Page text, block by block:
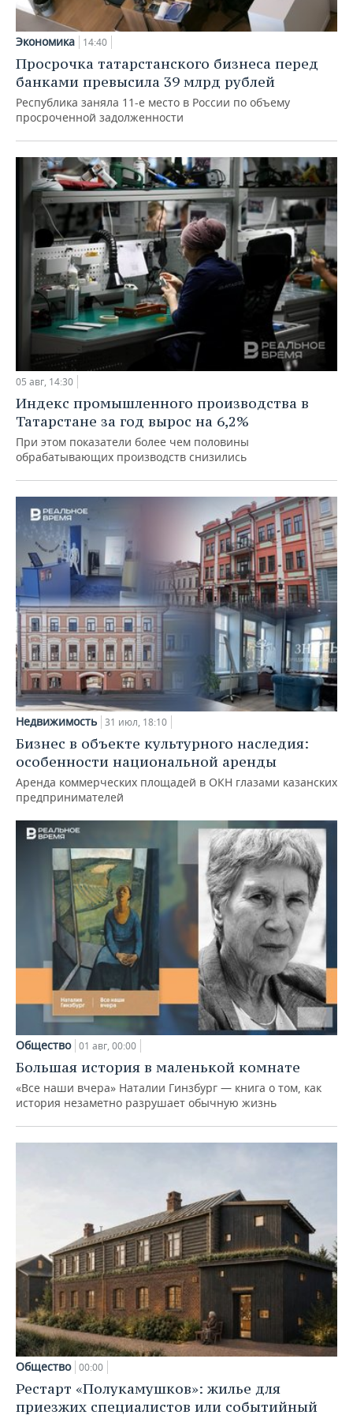
Экономика 14:40
Просрочка татарстанского бизнеса перед
банками превысила 39 млрд рублей
Республика заняла 11-е место в России по объему
просроченной задолженности
05 авг, 14:30
Индекс промышленного производства в
Татарстане за год вырос на 6,2%
При этом показатели более чем половины
обрабатывающих производств снизились
Недвижимость 31 июл, 18:10
Бизнес в объекте культурного наследия:
особенности национальной аренды
Аренда коммерческих площадей в ОКН глазами казанских
предпринимателей
Общество 01 авг, 00:00
Большая история в маленькой комнате
«Все наши вчера» Наталии Гинзбург — книга о том, как
история незаметно разрушает обычную жизнь
Общество 00:00
Рестарт «Полукамушков»: жилье для
приезжих специалистов или событийный